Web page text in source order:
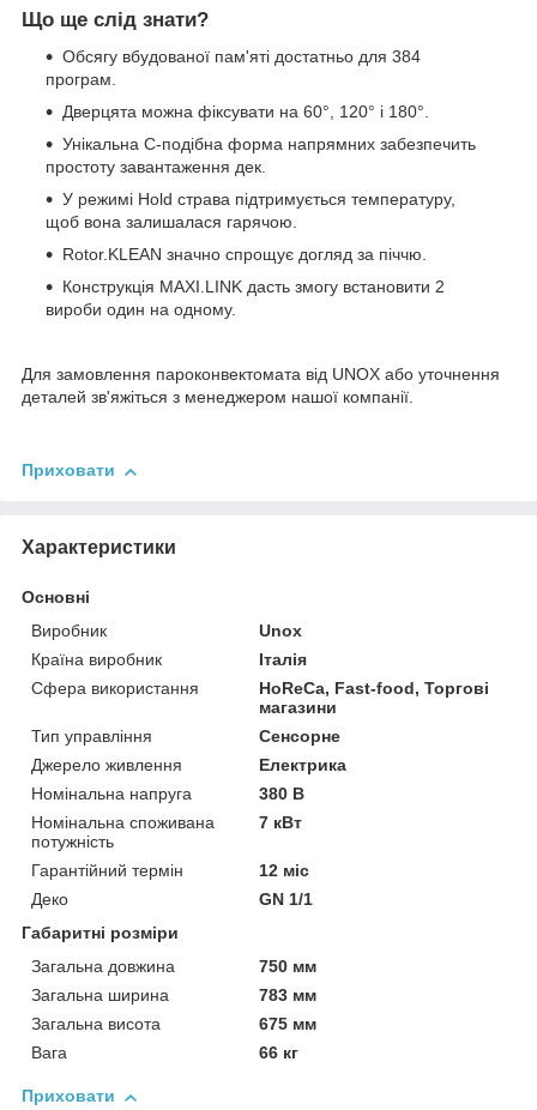
Що ще слід знати?
Обсягу вбудованої пам'яті достатньо для 384
програм.
Дверцята можна фіксувати на 60°, 120° і 180°.
Унікальна С-подібна форма напрямних забезпечить
простоту завантаження дек.
У режимі Hold страва підтримується температуру,
щоб вона залишалася гарячою.
Rotor.KLEAN значно спрощує догляд за піччю.
Конструкція MAXI.LINK дасть змогу встановити 2
вироби один на одному.
Для замовлення пароконвектомата від UNOX або уточнення
деталей зв'яжіться з менеджером нашої компанії.
Приховати
Характеристики
Основні
Виробник
Unox
Країна виробник
Італія
Сфера використання
HoReCa, Fast-food, Торгові
магазини
Тип управління
Сенсорне
Джерело живлення
Електрика
Номінальна напруга
380 В
Номінальна споживана
потужність
7 кВт
Гарантійний термін
12 міс
Деко
GN 1/1
Габаритні розміри
Загальна довжина
750 мм
Загальна ширина
783 мм
Загальна висота
675 мм
Вага
66 кг
Приховати